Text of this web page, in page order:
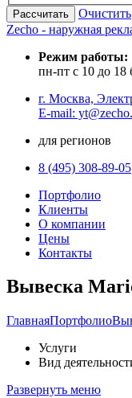
Очистить
Zecho - наружная
Режим работы:
пн-пт с 10 до 18
г. Москва,
E-mail:
для регионов
8 (495) 308-89-05
Портфолио
Клиенты
О компании
Цены
Контакты
Вывеска
ГлавнаяПортфолио
Услуги
Вид
Развернуть меню